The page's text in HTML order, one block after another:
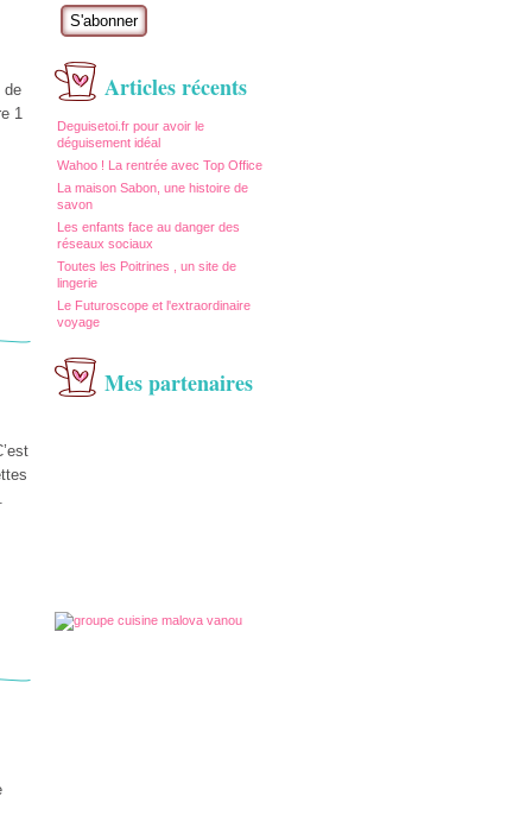
Articles récents
Deguisetoi.fr pour avoir le
déguisement idéal
Wahoo ! La rentrée avec Top Office
La maison Sabon, une histoire de
savon
Les enfants face au danger des
réseaux sociaux
Toutes les Poitrines , un site de
lingerie
Le Futuroscope et l'extraordinaire
voyage
Mes partenaires
de
1